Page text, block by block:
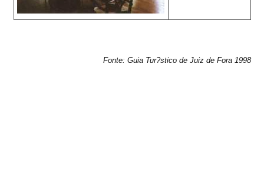
Fonte: Guia Tur?stico de Juiz de Fora 1998